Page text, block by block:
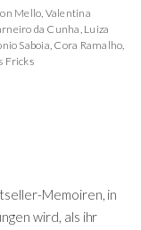
Mello, Valentina
da Cunha, Luiza
Saboia, Cora Ramalho,
Fricks
Memoiren, in
wird, als ihr